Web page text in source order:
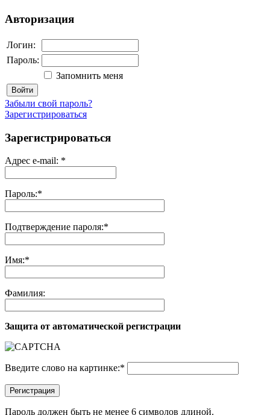
Авторизация
Логин:
Пароль:
Запомнить меня
Войти
Забыли свой пароль?
Зарегистрироваться
Зарегистрироваться
Адрес e-mail: *
Пароль:*
Подтверждение пароля:*
Имя:*
Фамилия:
Защита от автоматической регистрации
Введите слово на картинке:*
Регистрация
Пароль должен быть не менее 6 символов длиной.